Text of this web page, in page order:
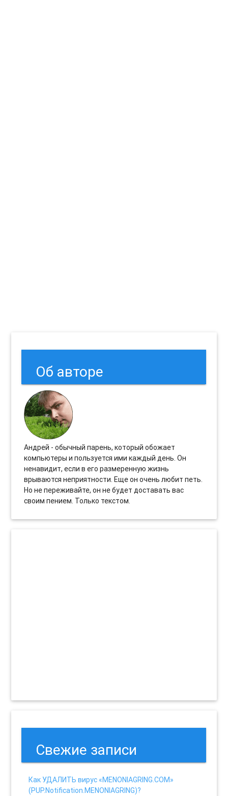
Об авторе
Андрей - обычный парень, который обожает
компьютеры и пользуется ими каждый день. Он
ненавидит, если в его размеренную жизнь
врываются неприятности. Еще он очень любит петь.
Но не переживайте, он не будет доставать вас
своим пением. Только текстом.
Свежие записи
Как УДАЛИТЬ вирус «MENONIAGRING.COM»
(PUP.Notification.MENONIAGRING)?